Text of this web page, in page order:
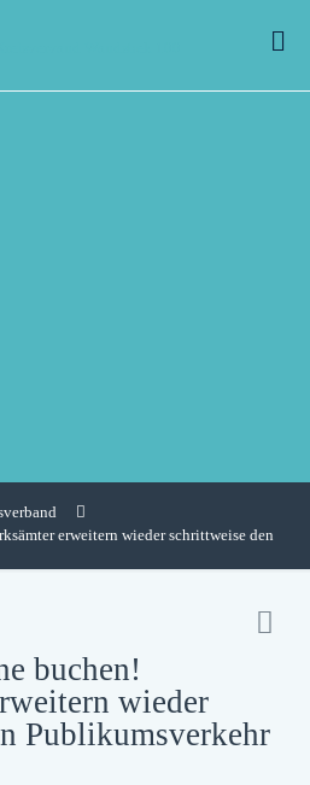
erweitern wieder schrittweise den
buchen!
wieder
Publikumsverkehr